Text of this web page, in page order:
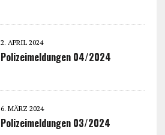
2. APRIL 2024
Polizeimeldungen 04/2024
6. MÄRZ 2024
Polizeimeldungen 03/2024